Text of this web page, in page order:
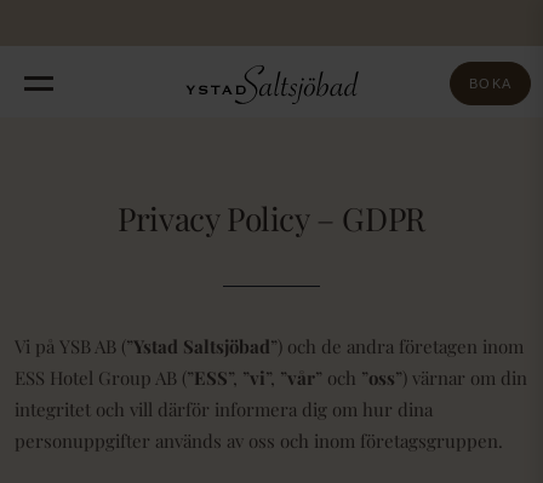
innehållet
BOKA
Privacy Policy – GDPR
Vi på YSB AB (”Ystad Saltsjöbad”) och de andra företagen inom
ESS Hotel Group AB (”ESS”, ”vi”, ”vår” och ”oss”) värnar om din
integritet och vill därför informera dig om hur dina
personuppgifter används av oss och inom företagsgruppen.